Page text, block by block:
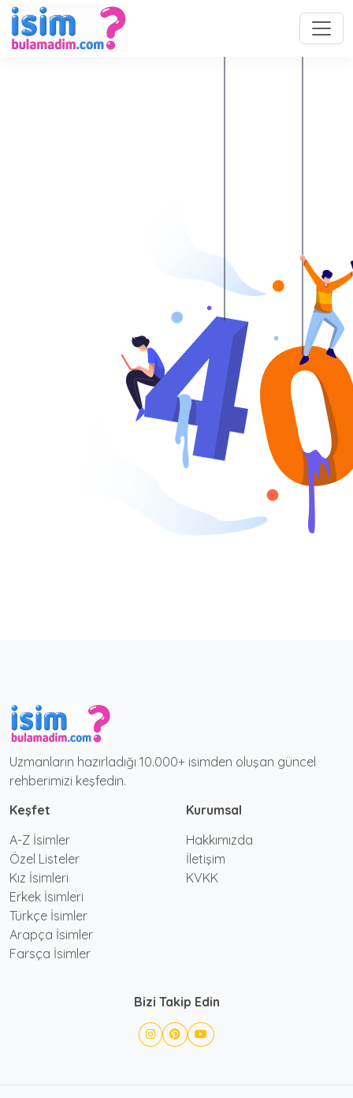
Uzmanların hazırladığı 10.000+ isimden oluşan güncel
rehberimizi keşfedin.
Keşfet
A-Z İsimler
Özel Listeler
Kız İsimleri
Erkek İsimleri
Türkçe İsimler
Arapça İsimler
Farsça İsimler
Kurumsal
Hakkımızda
İletişim
KVKK
Bizi Takip Edin